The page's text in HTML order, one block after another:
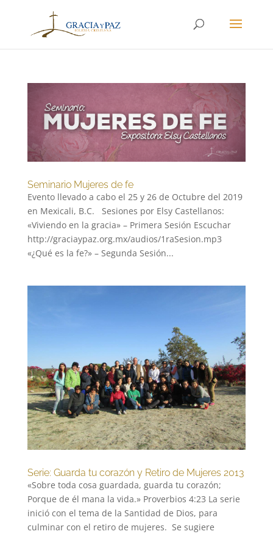
Seminario Mujeres de fe
Evento llevado a cabo el 25 y 26 de Octubre del 2019
en Mexicali, B.C. Sesiones por Elsy Castellanos:
«Viviendo en la gracia» – Primera Sesión Escuchar
http://graciaypaz.org.mx/audios/1raSesion.mp3
«¿Qué es la fe?» – Segunda Sesión...
Serie: Guarda tu corazón y Retiro de Mujeres 2013
«Sobre toda cosa guardada, guarda tu corazón;
Porque de él mana la vida.» Proverbios 4:23 La serie
inició con el tema de la Santidad de Dios, para
culminar con el retiro de mujeres. Se sugiere